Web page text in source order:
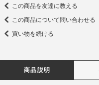
この商品を友達に教える
この商品について問い合わせる
買い物を続ける
商品説明